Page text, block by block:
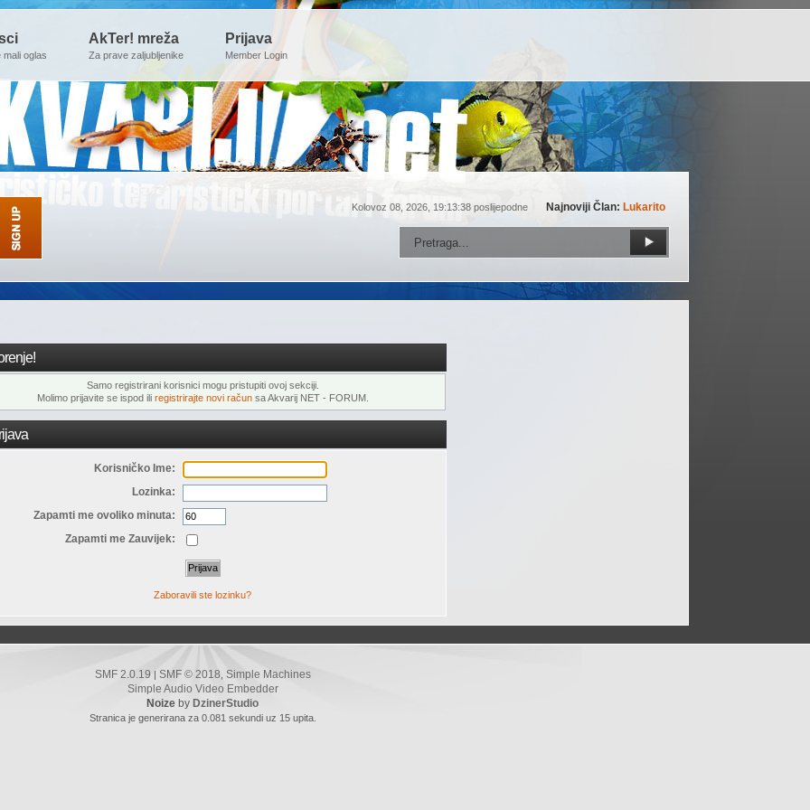
mali oglas
AkTer! mreža
Za prave zaljubljenike
Prijava
Member Login
Kolovoz 08, 2026, 19:13:38 poslijepodne Najnoviji Član: Lukarito
Samo registrirani korisnici mogu pristupiti ovoj sekciji.
Molimo prijavite se ispod ili registrirajte novi računsa Akvarij NET - FORUM.
Korisničko Ime:
Lozinka:
Zapamti me ovoliko minuta:
Zapamti me Zauvijek:
Zaboravili ste lozinku?
SMF 2.0.19 SMF © 2018 Simple Machines
Simple Audio Video Embedder
Noize by DzinerStudio
Stranica je generirana za 0.081 sekundi uz 15 upita.